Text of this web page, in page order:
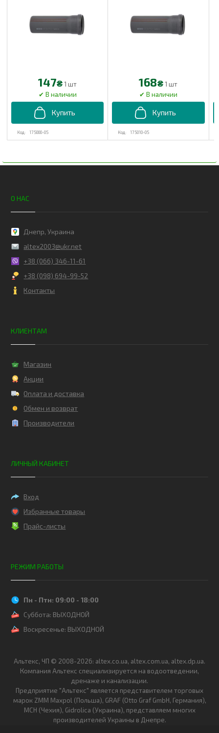
175000-05
147₴1 шт
175010-05
168₴ 1 шт
О НАС
Днепр, Украина
altex2003@ukr.net
+38 (066) 346-11-61
+38 (098) 694-99-52
Контакты
КЛИЕНТАМ
Магазин
Акции
Оплата и доставка
Обмен и возврат
Производители
ЛИЧНЫЙ КАБИНЕТ
Вход
Избранные товары
Прайс-листы
РЕЖИМ РАБОТЫ
Пн - Птн: 09:00 - 18:00
Суббота: ВЫХОДНОЙ
Воскресенье: ВЫХОДНОЙ
Альтекс, ЧП © 2008-2026: altex.co.ua, altex.com.ua, altex.dp.ua.
Компания Альтекс специализируется на водоотведении,
дренаже и канализации.
Предприятие "Альтекс" является представителем торговых
марок ZMM Maxpol (Польша), GRAF (Otto Graf GmbH, Германия),
MCH (Чехия), Gidrolica (Украина), представляем многих
производителей Украины в Днепре.